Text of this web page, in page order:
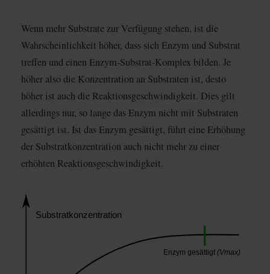
Wenn mehr Substrate zur Verfügung stehen, ist die
Wahrscheinlichkeit höher, dass sich Enzym und Substrat
treffen und einen Enzym-Substrat-Komplex bilden. Je
höher also die Konzentration an Substraten ist, desto
höher ist auch die Reaktionsgeschwindigkeit. Dies gilt
allerdings nur, so lange das Enzym nicht mit Substraten
gesättigt ist. Ist das Enzym gesättigt, führt eine Erhöhung
der Substratkonzentration auch nicht mehr zu einer
erhöhten Reaktionsgeschwindigkeit.